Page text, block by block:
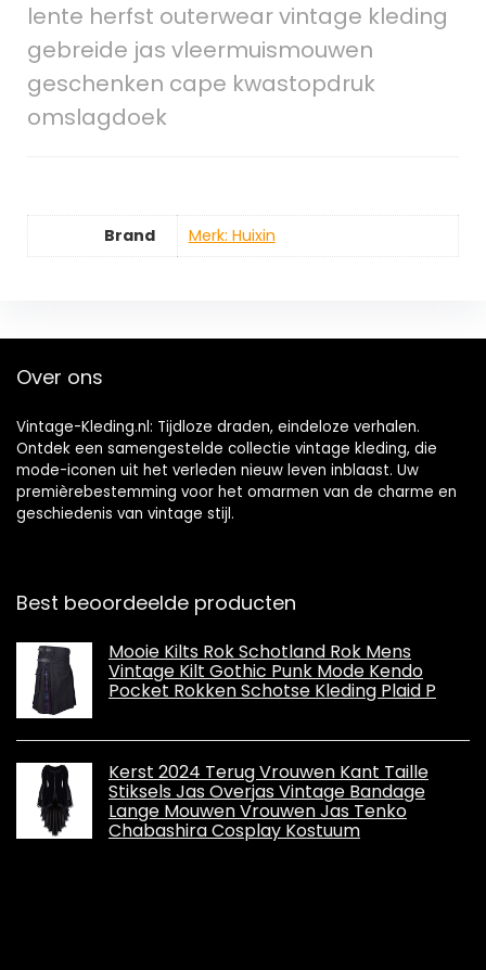
lente herfst outerwear vintage kleding
gebreide jas vleermuismouwen
geschenken cape kwastopdruk
omslagdoek
Brand Merk: Huixin
Over ons
Vintage-Kleding.nl: Tijdloze draden, eindeloze verhalen.
Ontdek een samengestelde collectie vintage kleding, die
mode-iconen uit het verleden nieuw leven inblaast. Uw
premièrebestemming voor het omarmen van de charme en
geschiedenis van vintage stijl.
Best beoordeelde producten
Mooie Kilts Rok Schotland Rok Mens
Vintage Kilt Gothic Punk Mode Kendo
Pocket Rokken Schotse Kleding Plaid P
Kerst 2024 Terug Vrouwen Kant Taille
Stiksels Jas Overjas Vintage Bandage
Lange Mouwen Vrouwen Jas Tenko
Chabashira Cosplay Kostuum